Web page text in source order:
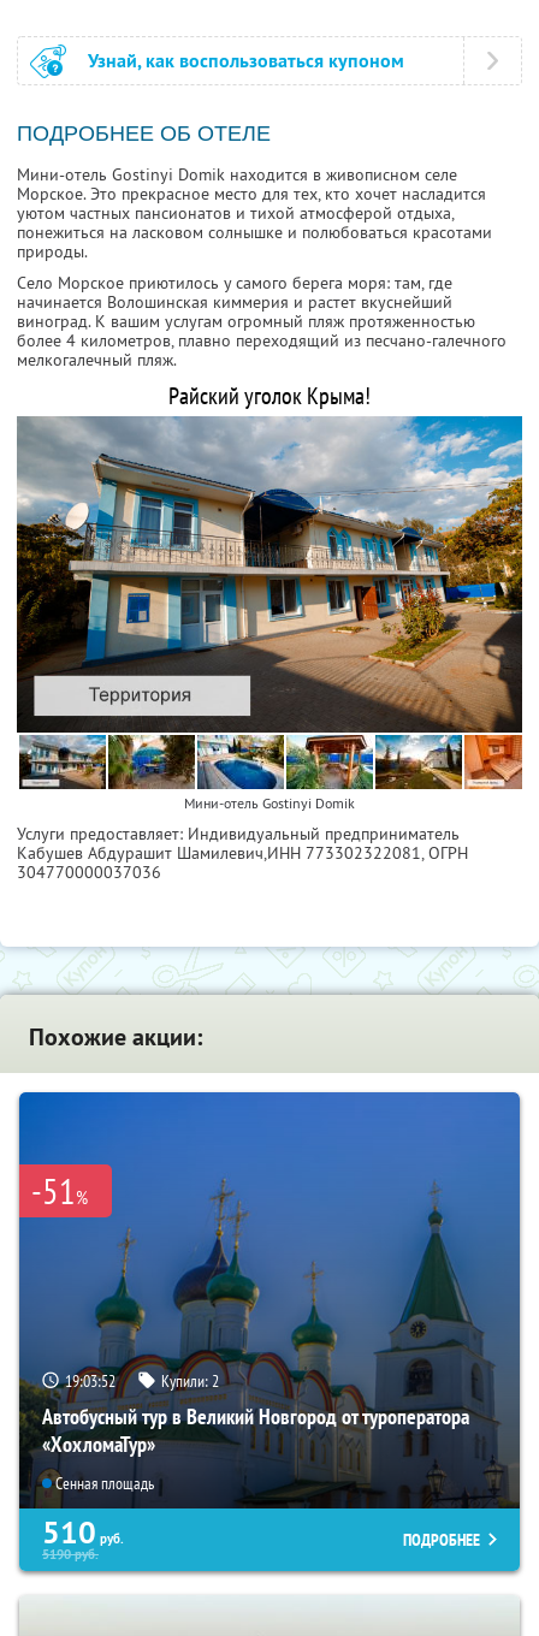
Узнай, как воспользоваться купоном
ПОДРОБНЕЕ ОБ ОТЕЛЕ
Мини-отель Gostinyi Domik находится в живописном селе
Морское. Это прекрасное место для тех, кто хочет насладится
уютом частных пансионатов и тихой атмосферой отдыха,
понежиться на ласковом солнышке и полюбоваться красотами
природы.
Село Морское приютилось у самого берега моря: там, где
начинается Волошинская киммерия и растет вкуснейший
виноград. К вашим услугам огромный пляж протяженностью
более 4 километров, плавно переходящий из песчано-галечного
мелкогалечный пляж.
Райский уголок Крыма!
Мини-отель Gostinyi Domik
Услуги предоставляет: Индивидуальный предприниматель
Кабушев Абдурашит Шамилевич,ИНН 773302322081, ОГРН
304770000037036
Похожие акции:
-51%
19:03:51 Купили:2
Автобусный тур в Великий Новгород от туроператора
«ХохломаТур»
Сенная площадь
510 руб.
5190руб.
ПОДРОБНЕЕ